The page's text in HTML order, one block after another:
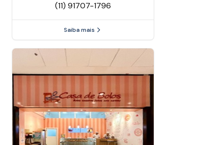
(11) 91707-1796
Saiba mais